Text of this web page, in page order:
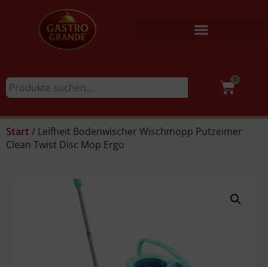
0
Start / Leifheit Bodenwischer Wischmopp Putzeimer
Clean Twist Disc Mop Ergo